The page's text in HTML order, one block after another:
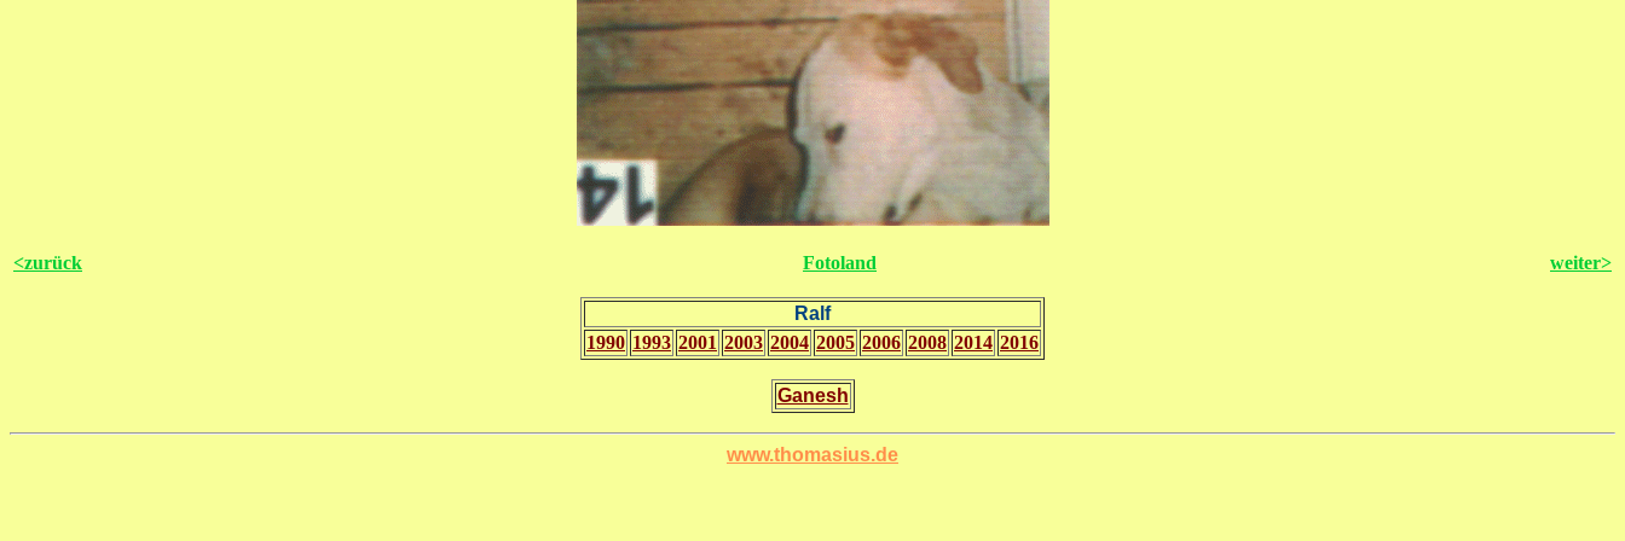
<zurück Fotoland weiter>
Ralf
1990 1993 2001 2003 2004 2005 2006 2008 2014 2016
Ganesh
www.thomasius.de